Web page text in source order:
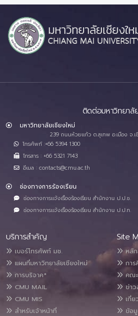
ติดต่อมหาวิทยาลั
มหาวิทยาลัยเชียงใหม่
239 ถนนห้วยแก้ว ต.สุเทพ อ.เมือง จ.เ
โทรศัพท์ :+66 5394 1300
โทรสาร : +66 5321 7143
อีเมล : contacts@cmu.ac.th
ช่องทางการร้องเรียน
ช่องทางการแจ้งเรื่องร้องเรียน สำนักงาน ป.ป.ช.
ช่องทางการแจ้งเรื่องร้องเรียน สำนักงาน ป.ป.ท.
บริการสำคัญ
เบอร์โทรศัพท์ มช.
แผนที่มหาวิทยาลัยเชียงใหม่
การบริจาค*
CMU MAIL
CMU MIS
สำหรับเจ้าหน้าที่
Site
หลัก
กา
คณ
ข่าว
เกี่
ข้อ